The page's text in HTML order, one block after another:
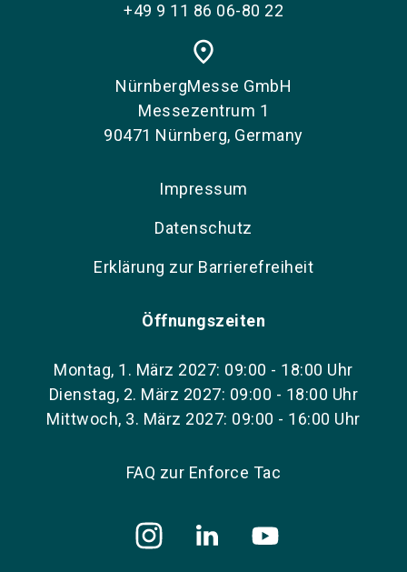
+49 9 11 86 06-80 22
place
NürnbergMesse GmbH
Messezentrum 1
90471 Nürnberg, Germany
Impressum
Datenschutz
Erklärung zur Barrierefreiheit
Öffnungszeiten
Montag, 1. März 2027: 09:00 - 18:00 Uhr
Dienstag, 2. März 2027: 09:00 - 18:00 Uhr
Mittwoch, 3. März 2027: 09:00 - 16:00 Uhr
FAQ zur Enforce Tac